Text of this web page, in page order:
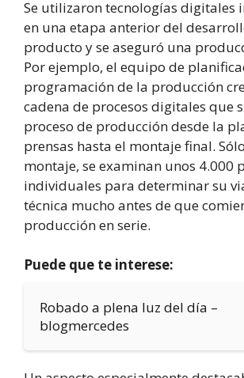
Se utilizaron tecnologías digitales
en una etapa anterior del
producto y se aseguró una
Por ejemplo, el equipo de
programación de la producción
cadena de procesos digitales que
proceso de producción desde la
prensas hasta el montaje final.
montaje, se examinan unos 4.000
individuales para determinar su
técnica mucho antes de que
producción en serie.
Puede que te interese:
Robado a plena luz del día –
blogmercedes